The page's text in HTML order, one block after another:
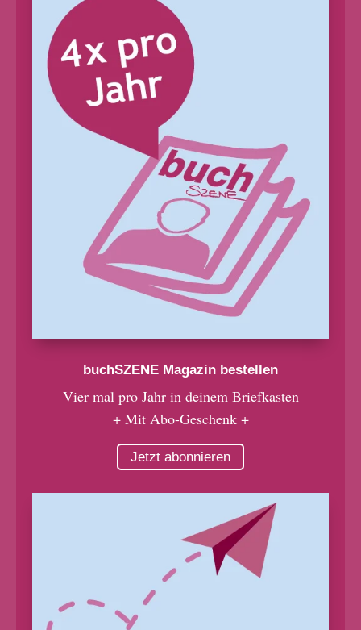
buchSZENE Magazin bestellen
Vier mal pro Jahr in deinem Briefkasten
+ Mit Abo-Geschenk +
Jetzt abonnieren